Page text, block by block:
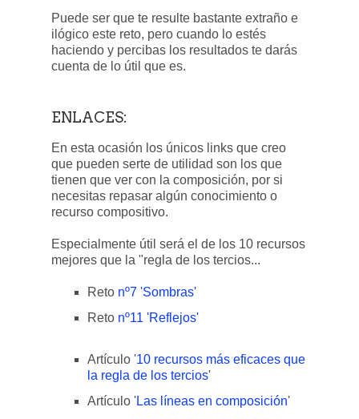
Puede ser que te resulte bastante extraño e
ilógico este reto, pero cuando lo estés
haciendo y percibas los resultados te darás
cuenta de lo útil que es.
ENLACES:
En esta ocasión los únicos links que creo
que pueden serte de utilidad son los que
tienen que ver con la composición, por si
necesitas repasar algún conocimiento o
recurso compositivo.
Especialmente útil será el de los 10 recursos
mejores que la "regla de los tercios...
Reto nº7 'Sombras'
Reto nº11 'Reflejos'
Artículo '10 recursos más eficaces que
la regla de los tercios'
Artículo 'Las líneas en composición'